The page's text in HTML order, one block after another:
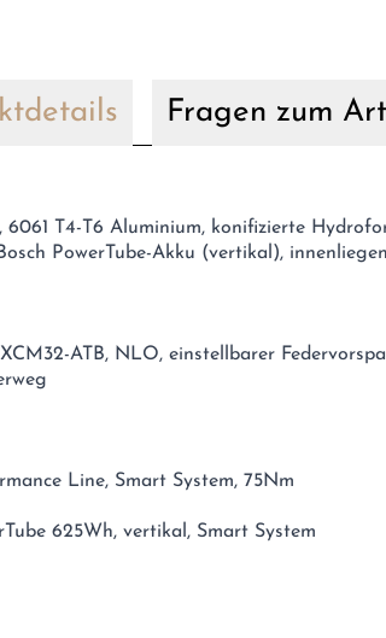
Fragen zum
6061 T4-T6 Aluminium, konifizierte
PowerTube-Akku (vertikal),
ATB, NLO, einstellbarer
Line, Smart System, 75Nm
625Wh, vertikal, Smart System